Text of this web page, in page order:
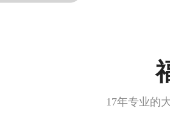
17年专业的